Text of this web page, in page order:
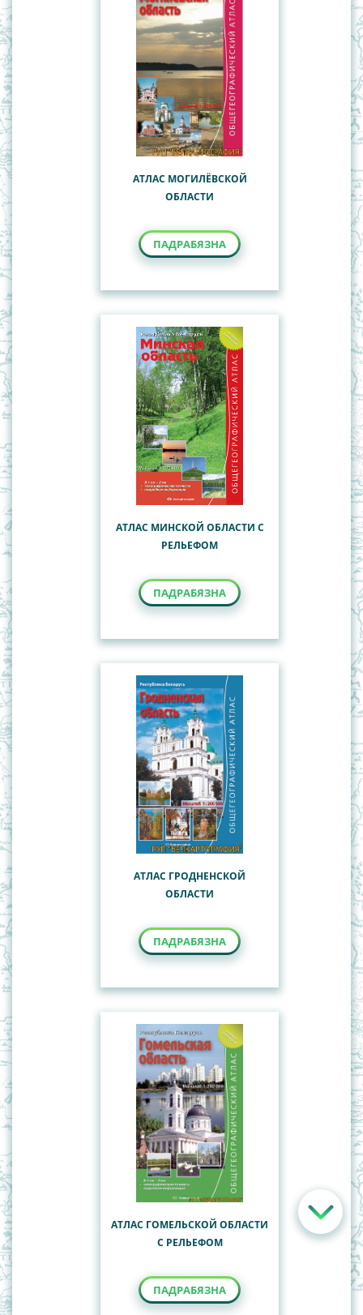
АТЛАС МОГИЛЁВСКОЙ
ОБЛАСТИ
ПАДРАБЯЗНА
АТЛАС МИНСКОЙ ОБЛАСТИ С
РЕЛЬЕФОМ
ПАДРАБЯЗНА
АТЛАС ГРОДНЕНСКОЙ
ОБЛАСТИ
ПАДРАБЯЗНА
АТЛАС ГОМЕЛЬСКОЙ ОБЛАСТИ
С РЕЛЬЕФОМ
ПАДРАБЯЗНА